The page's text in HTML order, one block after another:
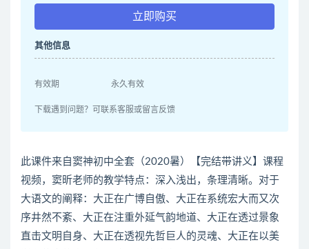
立即购买
其他信息
有效期 永久有效
下载遇到问题？可联系客服或留言反馈
此课件来自窦神初中全套（2020暑）【完结带讲义】课程
视频，窦昕老师的教学特点：深入浅出，条理清晰。对于
大语文的阐释：大正在广博自傲、大正在系统宏大而又次
序井然不紊、大正在注重外延气韵地道、大正在透过景象
直击文明自身、大正在透视先哲巨人的灵魂、大正在以美